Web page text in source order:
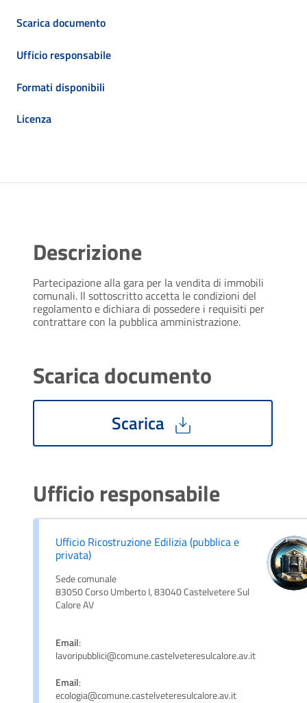
Scarica documento
Ufficio responsabile
Formati disponibili
Licenza
Descrizione
Partecipazione alla gara per la vendita di immobili
comunali. Il sottoscritto accetta le condizioni del
regolamento e dichiara di possedere i requisiti per
contrattare con la pubblica amministrazione.
Scarica documento
Scarica
Ufficio responsabile
Ufficio Ricostruzione Edilizia (pubblica e
privata)
Sede comunale
83050 Corso Umberto I, 83040 Castelvetere Sul
Calore AV
Email:
lavoripubblici@comune.castelveteresulcalore.av.it
Email:
ecologia@comune.castelveteresulcalore.av.it